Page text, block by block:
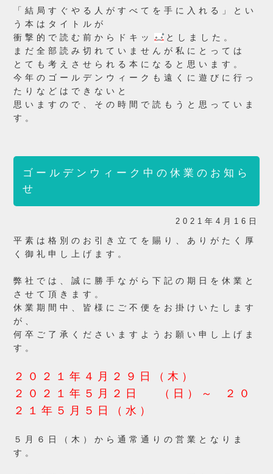
「結局すぐやる人がすべてを手に入れる」とい
う本はタイトルが
衝撃的で読む前からドキッ
としました。
まだ全部読み切れていませんが私にとっては
とても考えさせられる本になると思います。
今年のゴールデンウィークも遠くに遊びに行っ
たりなどはできないと
思いますので、その時間で読もうと思っていま
す。
ゴールデンウィーク中の休業のお知ら
せ
2021年4月16日
平素は格別のお引き立てを賜り、ありがたく厚
く御礼申し上げます。
弊社では、誠に勝手ながら下記の期日を休業と
させて頂きます。
休業期間中、皆様にご不便をお掛けいたします
が、
何卒ご了承くださいますようお願い申し上げま
す。
２０２１年４月２９日（木）
２０２１年５月２日 （日）～ ２０
２１年５月５日（水）
５月６日
（木）から通常通りの営業となりま
す。